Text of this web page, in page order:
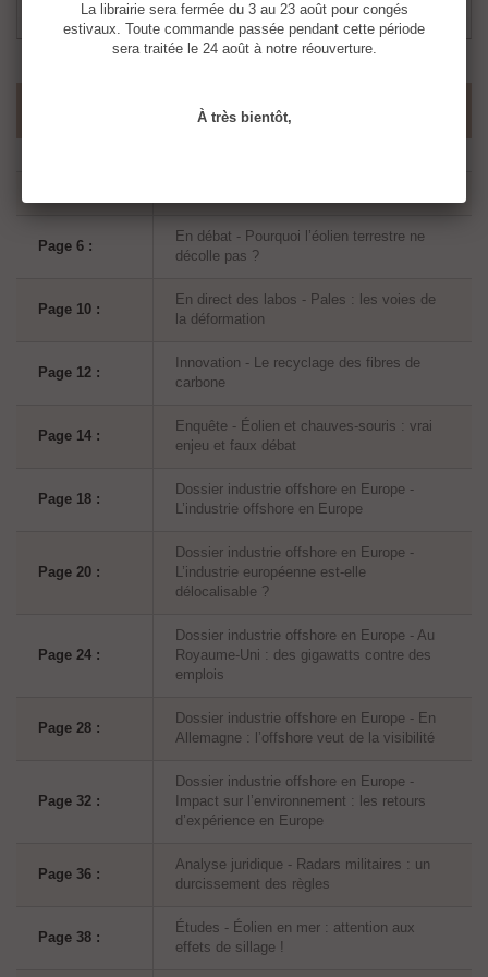
Page 6 :
En débat - Pourquoi l’éolien terrestre ne
décolle pas ?
Page 10 :
En direct des labos - Pales : les voies de
la déformation
Page 12 :
Innovation - Le recyclage des fibres de
carbone
Page 14 :
Enquête - Éolien et chauves-souris : vrai
enjeu et faux débat
Page 18 :
Dossier industrie offshore en Europe -
L’industrie offshore en Europe
Page 20 :
Dossier industrie offshore en Europe -
L’industrie européenne est-elle
délocalisable ?
Page 24 :
Dossier industrie offshore en Europe - Au
Royaume-Uni : des gigawatts contre des
emplois
Page 28 :
Dossier industrie offshore en Europe - En
Allemagne : l’offshore veut de la visibilité
Page 32 :
Dossier industrie offshore en Europe -
Impact sur l’environnement : les retours
d’expérience en Europe
Page 36 :
Analyse juridique - Radars militaires : un
durcissement des règles
Page 38 :
Études - Éolien en mer : attention aux
effets de sillage !
La librairie sera fermée du 3 au 23 août pour congés
estivaux. Toute commande passée pendant cette période
sera traitée le 24 août à notre réouverture.
À très bientôt,